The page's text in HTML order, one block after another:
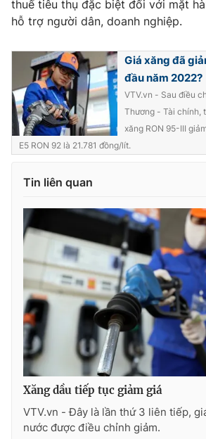
Ðiện thoại Thời báo VTV: 024.66 897 897
Email:toasoan@vtv.vn
® Cấm sao chép dưới mọi hình thức nếu
thuận bằng văn bản. Ghi rõ nguồn VTV.vn
thông tin từ website này.
thuế tiêu thụ đặc biệt đối với mặt
hỗ trợ người dân, doanh nghiệp.
Giá xăng đã
đầu năm 2022?
VTV.vn - Sau điều
Thương - Tài chính,
xăng RON 95-III
E5 RON 92 là 21.781 đồng/lít.
Tin liên quan
Xăng dầu tiếp tục giảm giá
VTV.vn - Đây là lần thứ 3 liên tiếp,
nước được điều chỉnh giảm.